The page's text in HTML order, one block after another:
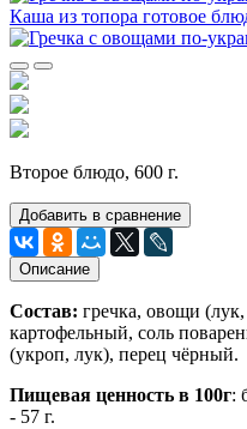
Второе блюдо, 600 г.
Добавить в сравнение
Описание
Состав: гречка, овощи
картофельный, соль
(укроп, лук), перец чёрный.
Пищевая ценность в 100г:
- 57 г.